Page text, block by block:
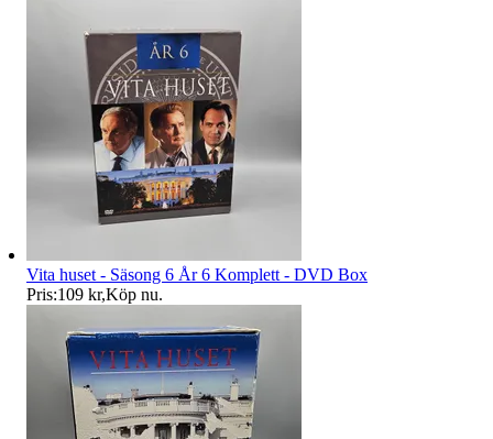
Vita huset - Säsong 6 År 6 Komplett - DVD Box
Pris:109 kr,Köp nu.